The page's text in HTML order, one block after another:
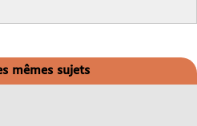
mêmes sujets